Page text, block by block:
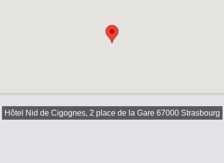
Hôtel Nid de Cigognes, 2 place de la Gare 67000 Strasbourg